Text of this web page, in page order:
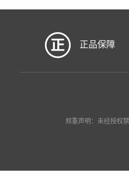
正品保障
郑重声明：未经授权